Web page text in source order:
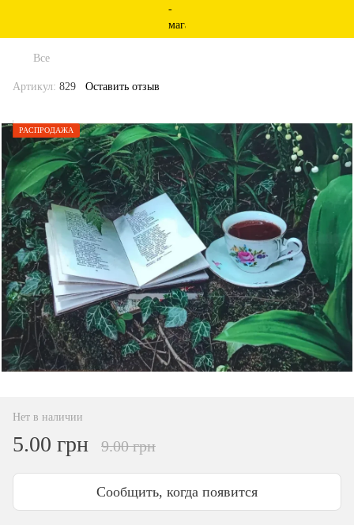
Все
Артикул: 829 Оставить отзыв
РАСПРОДАЖА
Нет в наличии
5.00 грн 9.00 грн
Сообщить, когда появится